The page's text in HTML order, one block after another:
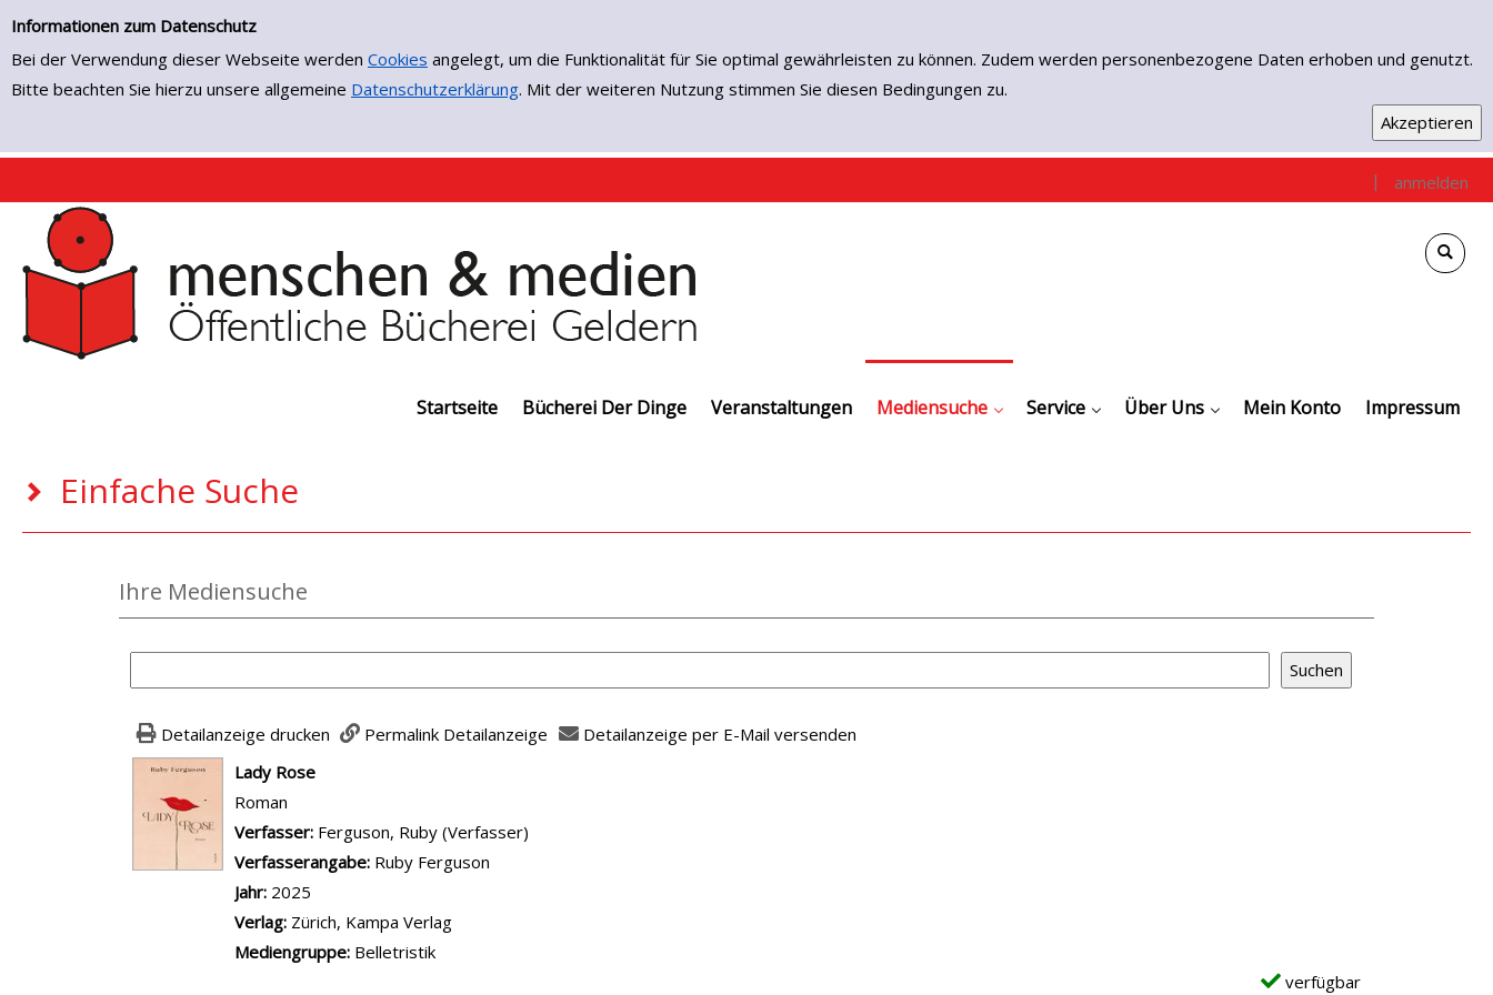
Einfache Suche
Informationen zum Datenschutz
Bei der Verwendung dieser Webseite werden Cookies angelegt, um die Funktionalität für Sie optimal gewährleisten zu können. Zudem werden personenbezogene Daten erhoben und genutzt.
Bitte beachten Sie hierzu unsere allgemeine Datenschutzerklärung. Mit der weiteren Nutzung stimmen Sie diesen Bedingungen zu.
Zur Detailanzeige springen
| anmelden
Startseite Bücherei Der Dinge Veranstaltungen Einfache Suche
Erweiterte Suche
Neuerwerbungen / Empfehlungen
EMedien
Mediensuche Downloads
Digitale Angebote
Service Kontakt
Unser Team
Über Uns Mein Konto Impressum
Einfache Suche
Ihre Mediensuche
Detailanzeige drucken Permalink Detailanzeige
Detailanzeige per E-Mail versenden
wird in neuem Tab geöffnet
Lady Rose
Roman
Verfasser: Suche nach diesem Verfasser
Ferguson, Ruby (Verfasser)
Verfasserangabe: Ruby Ferguson
Jahr: 2025
Verlag: Zürich, Kampa Verlag
Mediengruppe: Belletristik
verfügbar